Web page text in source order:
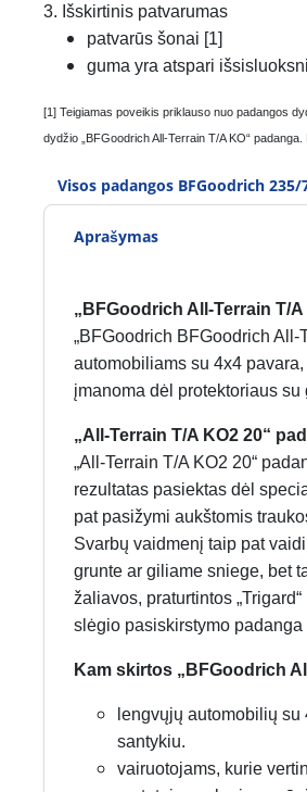
3. Išskirtinis patvarumas
patvarūs šonai [1]
guma yra atspari
[1] Teigiamas poveikis priklauso nuo padangos
dydžio „BFGoodrich All-Terrain T/A KO“
Visos padangos BFGoodrich 235/
Aprašymas
„BFGoodrich All-Terrain T/
„BFGoodrich BFGoodrich
automobiliams su 4x4
įmanoma dėl protektoriaus
„All-Terrain T/A KO2 20“
„All-Terrain T/A KO2 20“
rezultatas pasiektas dėl
pat pasižymi aukštomis
Svarbų vaidmenį taip pat
grunte ar giliame sniege, bet
žaliavos, praturtintos
slėgio pasiskirstymo
Kam skirtos „BFGoodrich
lengvųjų automobilių
santykiu.
vairuotojams, kurie